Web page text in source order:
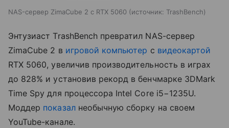
NAS-сервер ZimaCube 2 с RTX 5060 источник: TrashBench
Энтузиаст TrashBench превратил NAS-сервер
ZimaCube 2 в игровой компьютер с видеокартой
RTX 5060, увеличив производительность в играх
до 828% и установив рекорд в бенчмарке 3DMark
Time Spy для процессора Intel Core i5−1235U.
Моддер показалнеобычную сборку на своем
YouTube-канале.